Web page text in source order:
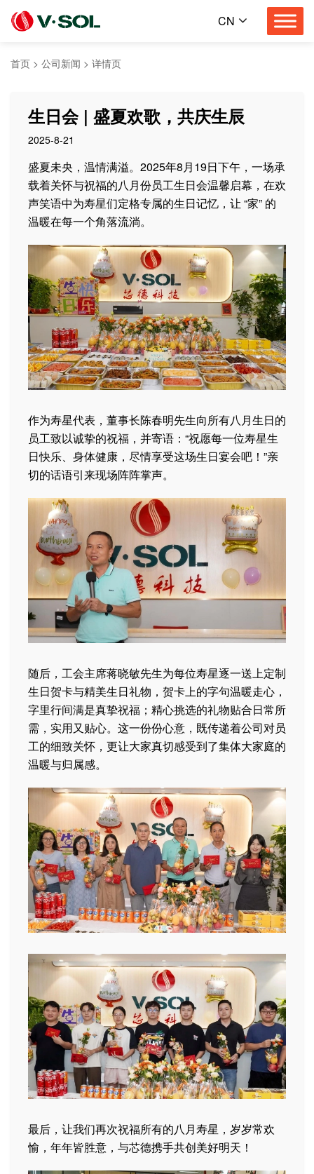
CN
首页 > 公司新闻 > 详情页
生日会 | 盛夏欢歌，共庆生辰
2025-8-21
盛夏未央，温情满溢。2025年8月19日下午，一场承
载着关怀与祝福的八月份员工生日会温馨启幕，在欢
声笑语中为寿星们定格专属的生日记忆，让 “家” 的
温暖在每一个角落流淌。
作为寿星代表，董事长陈春明先生向所有八月生日的
员工致以诚挚的祝福，并寄语：“祝愿每一位寿星生
日快乐、身体健康，尽情享受这场生日宴会吧！”亲
切的话语引来现场阵阵掌声。
随后，工会主席蒋晓敏先生为每位寿星逐一送上定制
生日贺卡与精美生日礼物，贺卡上的字句温暖走心，
字里行间满是真挚祝福；精心挑选的礼物贴合日常所
需，实用又贴心。这一份份心意，既传递着公司对员
工的细致关怀，更让大家真切感受到了集体大家庭的
温暖与归属感。
最后，让我们再次祝福所有的八月寿星，岁岁常欢
愉，年年皆胜意，与芯德携手共创美好明天！